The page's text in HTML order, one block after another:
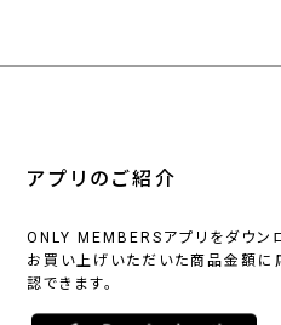
アプリのご紹介
ONLY MEMBERSアプリをダウン
お買い上げいただいた商品金額に
認できます。